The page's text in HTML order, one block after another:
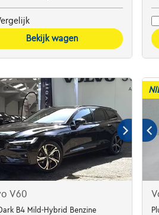
Bekijk wagen
V60
B4 Mild-Hybrid Benzine